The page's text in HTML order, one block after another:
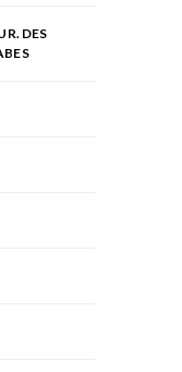
DES